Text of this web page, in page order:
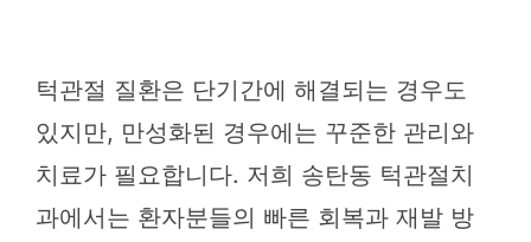
턱관절 질환은 단기간에 해결되는 경우도
있지만, 만성화된 경우에는 꾸준한 관리와
치료가 필요합니다. 저희 송탄동 턱관절치
과에서는 환자분들의 빠른 회복과 재발 방